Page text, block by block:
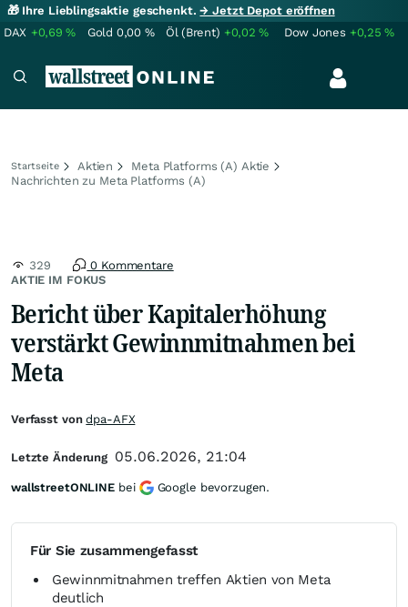
🎁 Ihre Lieblingsaktie geschenkt.→ Jetzt Depot eröffnen
DAX +0,69% Gold 0,00 % Öl (Brent) +0,02% Dow Jones +0,25%
Startseite Aktien
Meta Platforms (A) Aktie
Nachrichten zu Meta Platforms (A)
AKTIE IM FOKUS
329 0 Kommentare
Bericht über Kapitalerhöhung
verstärkt Gewinnmitnahmen bei
Meta
Für Sie zusammengefasst
Gewinnmitnahmen treffen Aktien von Meta
deutlich
Verfasst vondpa-AFX
Letzte Änderung 05.06.2026, 21:04
wallstreetONLINE bei Google bevorzugen.